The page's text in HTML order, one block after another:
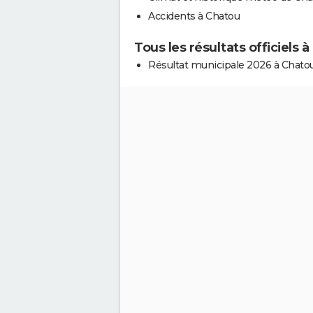
Accidents à Chatou
Tous les résultats officiels à
Résultat municipale 2026 à